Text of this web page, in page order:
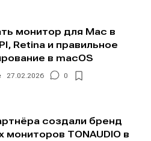
монитор для Mac в
Retina и правильное
в macOS
27.02.2026 0
создали бренд
мониторов TONAUDIO в